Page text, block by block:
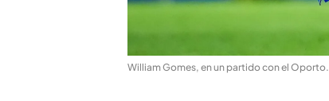
William Gomes, en un partido con el Oporto.